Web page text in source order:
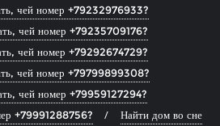
чей номер +79232976933?
чей номер +79235709176?
чей номер +79292674729?
чей номер +79799899308?
чей номер +79959127294?
+79991288756?
Найти дом во сне